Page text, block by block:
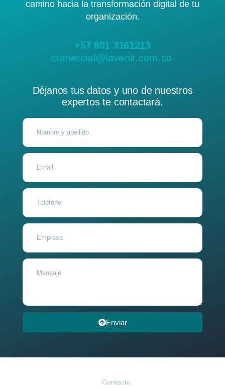
camino hacia la transformación digital de tu
organización.
+57 601 3161213
comercial@lavenir.com.co
Déjanos tus datos y uno de nuestros
expertos te contactará.
Enviar
Contacto